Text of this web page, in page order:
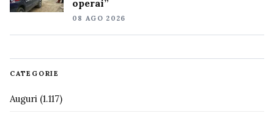
operai”
08 AGO 2026
CATEGORIE
Auguri (1.117)